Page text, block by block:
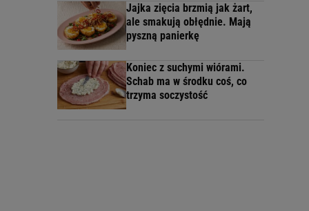
Jajka zięcia brzmią jak żart,
ale smakują obłędnie. Mają
pyszną panierkę
Koniec z suchymi wiórami.
Schab ma w środku coś, co
trzyma soczystość